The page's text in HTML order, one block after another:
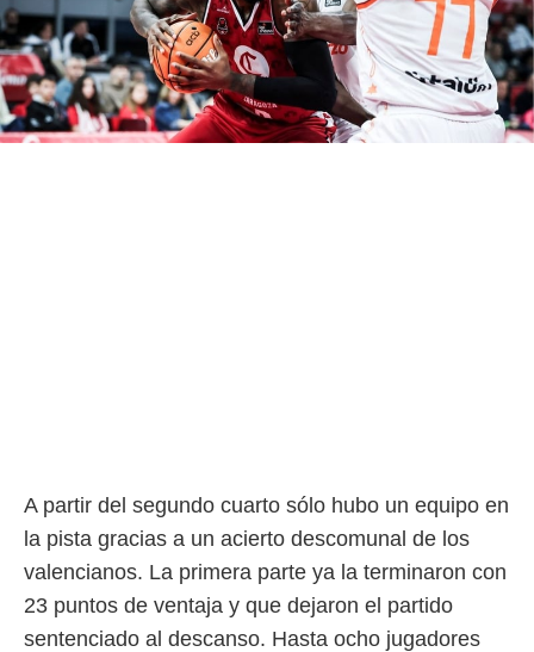
A partir del segundo cuarto sólo hubo un equipo en
la pista gracias a un acierto descomunal de los
valencianos. La primera parte ya la terminaron con
23 puntos de ventaja y que dejaron el partido
sentenciado al descanso. Hasta ocho jugadores